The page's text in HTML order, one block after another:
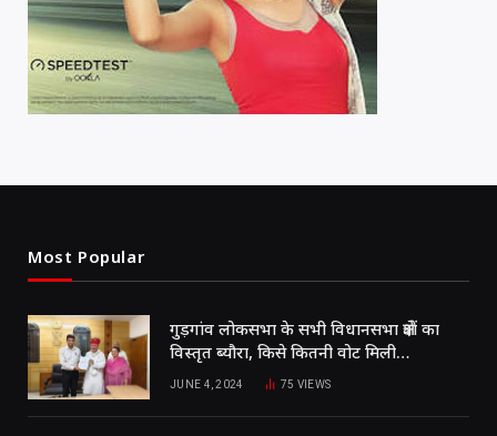
Most Popular
गुड़गांव लोकसभा के सभी विधानसभा क्षेत्रों का
विस्तृत ब्यौरा, किसे कितनी वोट मिली…
JUNE 4, 2024 75 VIEWS